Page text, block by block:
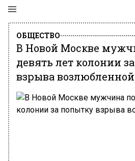
ОБЩЕСТВО
В Новой Москве
девять лет колонии
взрыва возлюбленной